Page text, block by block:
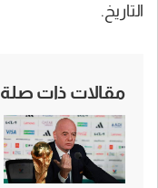
التاريخ.
مقالات ذات صلة